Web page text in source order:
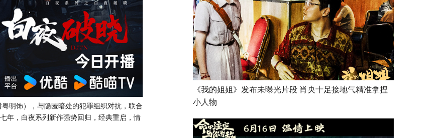
明饰），与隐匿暗处的犯罪组织对抗，联合
年，白夜系列新作强势回归，经典重启，情
《我的姐姐》发布未曝光片段 肖央十足接地气精准拿捏
小人物